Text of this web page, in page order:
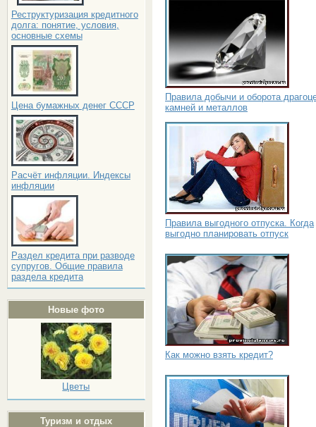
Реструктуризация кредитного
долга: понятие, условия,
основные схемы
Цена бумажных денег СССР
Расчёт инфляции. Индексы
инфляции
Раздел кредита при разводе
супругов. Общие правила
раздела кредита
Новые фото
Цветы
Туризм и отдых
Правила добычи и оборота
камней и металлов
Правила выгодного отпуска. Когда
выгодно планировать отпуск
Как можно взять кредит?